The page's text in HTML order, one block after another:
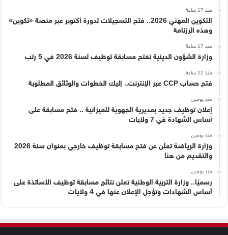
منذ 17 ساعة
التكوين المهني 2026.. فتح التسجيلات لدورة أكتوبر عبر منصة «تكوين»
وهذه الرزنامة
منذ 17 ساعة
وزارة الشؤون الدينية تفتح مسابقة توظيف لسنة 2026 في 5 رتب
منذ 22 ساعة
فتح حساب CCP عبر الإنترنت.. إليك الخطوات والوثائق المطلوبة
منذ يومين
إعلان توظيف جديد بمديرية الجهوية للميزانية .. فتح مسابقة على
أساس الشهادة في 7 ولايات
منذ يومين
وزارة الرياضة تعلن عن فتح مسابقة توظيف خارجي بعنوان سنة 2026
والتقديم من هنا
منذ يومين
رسميًا.. وزارة التربية الوطنية تعلن نتائج مسابقة توظيف الأساتذة على
أساس الشهادات وتؤجل الإعلان عنها في 4 ولايات